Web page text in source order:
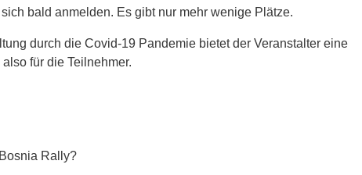
bald anmelden. Es gibt nur mehr wenige Plätze.
durch die Covid-19 Pandemie bietet der Veranstalter eine
für die Teilnehmer.
Rally?